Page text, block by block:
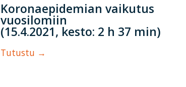
Koronaepidemian vaikutus
vuosilomiin
(15.4.2021, kesto: 2 h 37 min)
Tutustu